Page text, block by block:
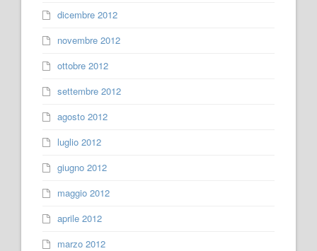
dicembre 2012
novembre 2012
ottobre 2012
settembre 2012
agosto 2012
luglio 2012
giugno 2012
maggio 2012
aprile 2012
marzo 2012